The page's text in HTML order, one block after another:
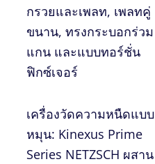
กรวยและเพลท, เพลทคู่
ขนาน, ทรงกระบอกร่วม
แกน และแบบทอร์ชั่น
ฟิกซ์เจอร์
เครื่องวัดความหนืดแบบ
หมุน: Kinexus Prime
Series NETZSCH ผสาน